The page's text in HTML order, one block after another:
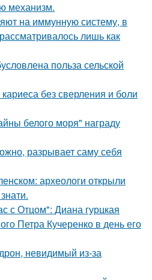
механизм.
на иммунную систему, в
лишь как
польза сельской
без сверления и боли
белого моря" награду
разрывает саму себя
археологи открыли
с Отцом": Диана гурцкая
Петра Кучеренко в день его
невидимый из-за